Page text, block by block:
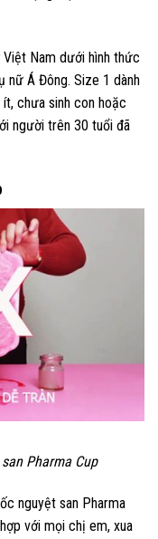
Nam dưới hình thức
nữ Á Đông. Size 1 dành
chưa sinh con hoặc
người trên 30 tuổi đã
Pharma Cup
nguyệt san Pharma
với mọi chị em, xua